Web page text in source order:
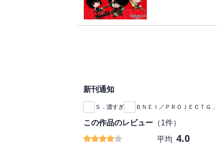
新刊通知
Ｓ．濃すぎ ＢＮＥＩ／ＰＲＯＪＥＣＴＧ
この作品のレビュー （1件）
平均 4.0